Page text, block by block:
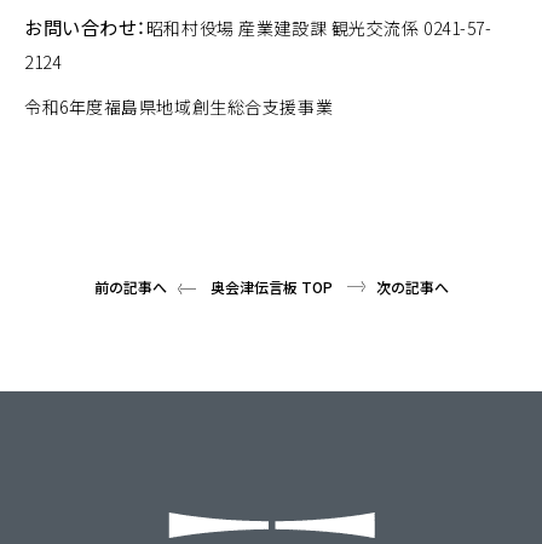
お問い合わせ： 昭和村役場 産業建設課 観光交流係 0241-57-
2124
令和6年度福島県地域創生総合支援事業
前の記事へ 奥会津伝言板 TOP 次の記事へ